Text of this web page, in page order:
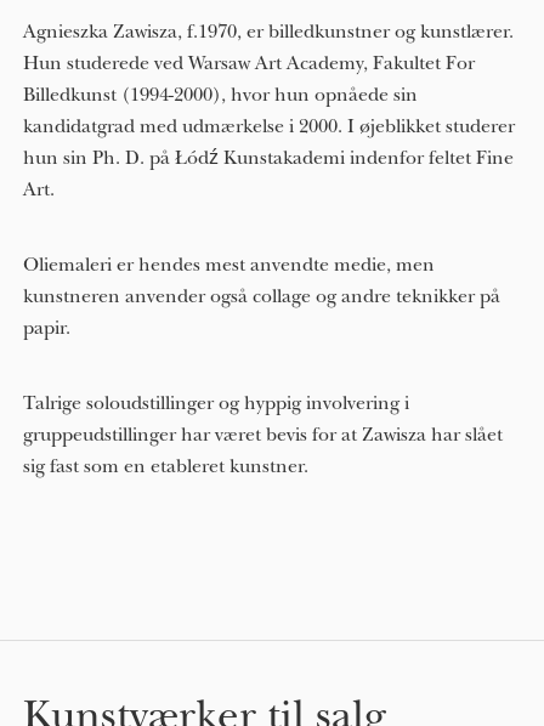
Agnieszka Zawisza, f.1970, er billedkunstner og kunstlærer.
Hun studerede ved Warsaw Art Academy, Fakultet For
Billedkunst (1994-2000), hvor hun opnåede sin
kandidatgrad med udmærkelse i 2000. I øjeblikket studerer
hun sin Ph. D. på Łódź Kunstakademi indenfor feltet Fine
Art.
Oliemaleri er hendes mest anvendte medie, men
kunstneren anvender også collage og andre teknikker på
papir.
Talrige soloudstillinger og hyppig involvering i
gruppeudstillinger har været bevis for at Zawisza har slået
sig fast som en etableret kunstner.
Kunstværker til salg